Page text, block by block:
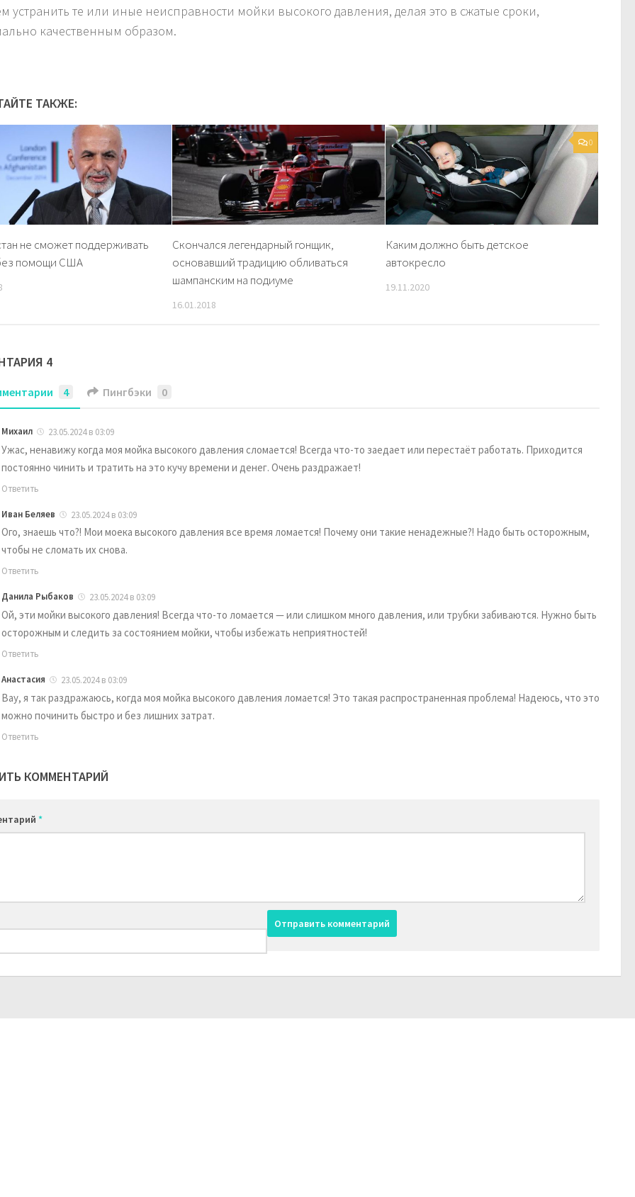
устранить те или иные неисправности мойки высокого давления, делая это в сжатые сроки,
качественным образом.
ТАКЖЕ:
не сможет поддерживать
помощи США
Скончался легендарный гонщик,
основавший традицию обливаться
шампанским на подиуме
16.01.2018
0
Каким должно быть детское
автокресло
19.11.2020
4
4 Пингбэки 0
Михаил 23.05.2024 в 03:09
Ужас, ненавижу когда моя мойка высокого давления сломается! Всегда что-то заедает или перестаёт работать. Приходится
постоянно чинить и тратить на это кучу времени и денег. Очень раздражает!
Ответить
Иван Беляев 23.05.2024 в 03:09
Ого, знаешь что?! Мои моека высокого давления все время ломается! Почему они такие ненадежные?! Надо быть осторожным,
чтобы не сломать их снова.
Ответить
Данила Рыбаков 23.05.2024 в 03:09
Ой, эти мойки высокого давления! Всегда что-то ломается — или слишком много давления, или трубки забиваются. Нужно быть
осторожным и следить за состоянием мойки, чтобы избежать неприятностей!
Ответить
Анастасия 23.05.2024 в 03:09
Вау, я так раздражаюсь, когда моя мойка высокого давления ломается! Это такая распространенная проблема! Надеюсь, что это
можно починить быстро и без лишних затрат.
Ответить
КОММЕНТАРИЙ
*